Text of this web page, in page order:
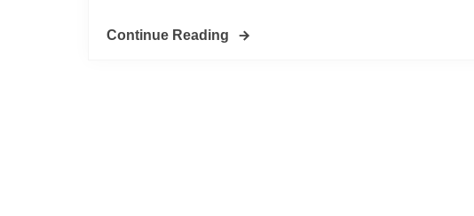
Continue Reading